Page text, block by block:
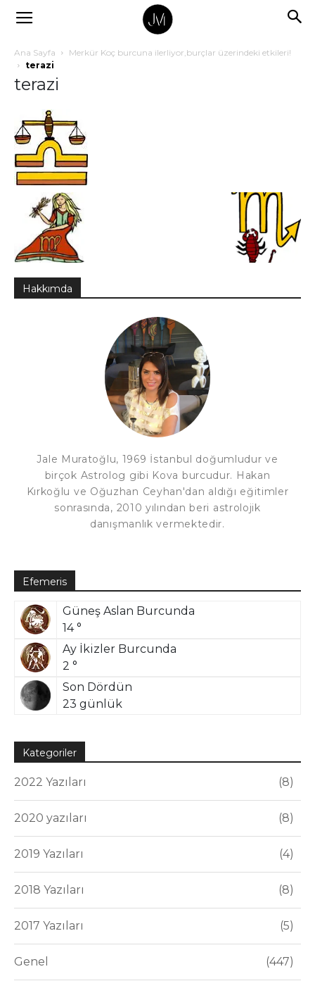
Ana Sayfa
Merkür Koç burcuna ilerliyor,burçlar üzerindeki etkileri!
terazi
terazi
Hakkımda
Jale Muratoğlu, 1969 İstanbul doğumludur ve
birçok Astrolog gibi Kova burcudur. Hakan
Kırkoğlu ve Oğuzhan Ceyhan'dan aldığı eğitimler
sonrasında, 2010 yılından beri astrolojik
danışmanlık vermektedir.
Efemeris
Güneş Aslan Burcunda
14 °
Ay İkizler Burcunda
2 °
Son Dördün
23 günlük
Kategoriler
2022 Yazıları 8
2020 yazıları 8
2019 Yazıları 4
2018 Yazıları 8
2017 Yazıları 5
Genel 447